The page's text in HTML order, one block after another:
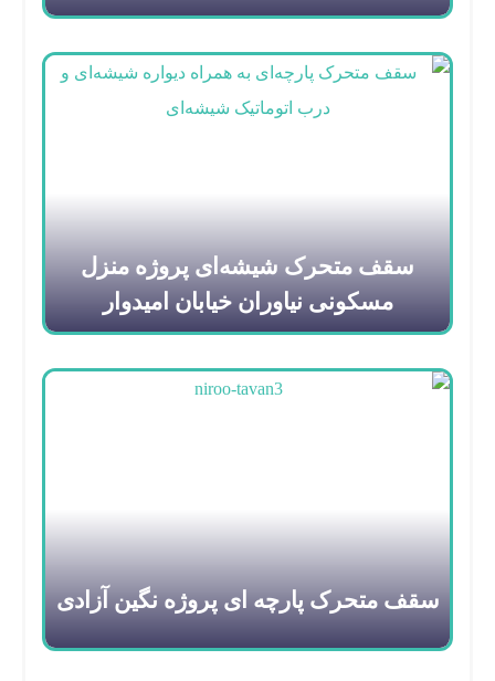
سقف متحرک شیشه‌ای پروژه منزل
مسکونی نیاوران خیابان امیدوار
سقف متحرک پارچه ای پروژه نگین آزادی